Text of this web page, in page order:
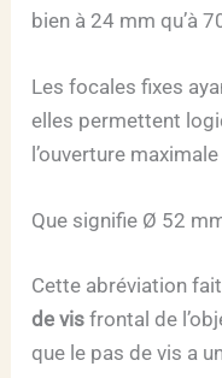
bien à 24 mm qu’à
Les focales fixes
elles permettent
l’ouverture
Que signifie Ø 52
Cette abréviation
de vis frontal de
que le pas de vis a